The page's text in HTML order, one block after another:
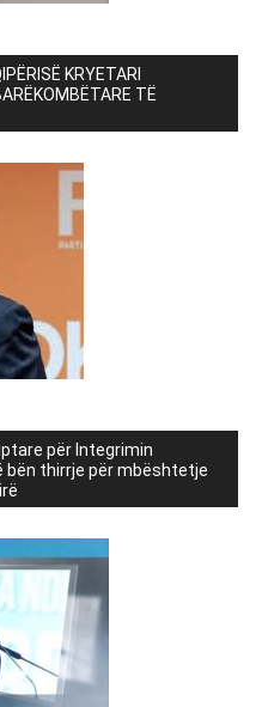
KRYETARI
TË
për Integrimin
bën thirrje për mbështetje